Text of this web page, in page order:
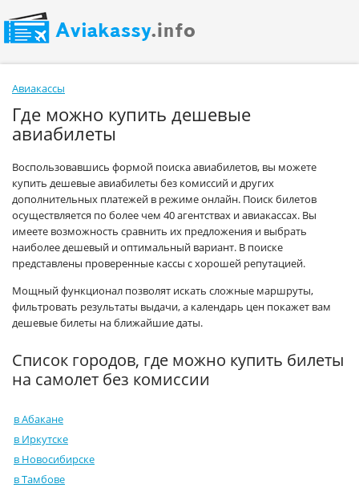
Авиакассы
Где можно купить дешевые
авиабилеты
Воспользовавшись формой поиска авиабилетов, вы можете
купить дешевые авиабилеты без комиссий и других
дополнительных платежей в режиме онлайн. Поиск билетов
осуществляется по более чем 40 агентствах и авиакассах. Вы
имеете возможность сравнить их предложения и выбрать
наиболее дешевый и оптимальный вариант. В поиске
представлены проверенные кассы с хорошей репутацией.
Мощный функционал позволят искать сложные маршруты,
фильтровать результаты выдачи, а календарь цен покажет вам
дешевые билеты на ближайшие даты.
Список городов, где можно купить билеты
на самолет без комиссии
в Абакане
в Иркутске
в Новосибирске
в Тамбове